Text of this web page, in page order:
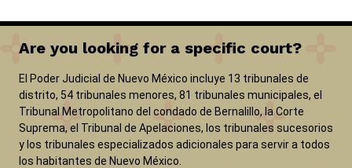
Carreras
Pago de sanciones y aranceles
ADA y adaptaciones
Are you looking for a specific court?
El Poder Judicial de Nuevo México incluye 13 tribunales de
distrito, 54 tribunales menores, 81 tribunales municipales, el
Tribunal Metropolitano del condado de Bernalillo, la Corte
Suprema, el Tribunal de Apelaciones, los tribunales sucesorios
y los tribunales especializados adicionales para servir a todos
los habitantes de Nuevo México.